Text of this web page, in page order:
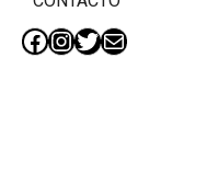
Facebook
Instagram
Twitter
Mail